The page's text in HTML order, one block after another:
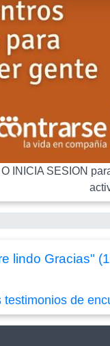
INICIA SESION
lindo Gracias"
testimonios de